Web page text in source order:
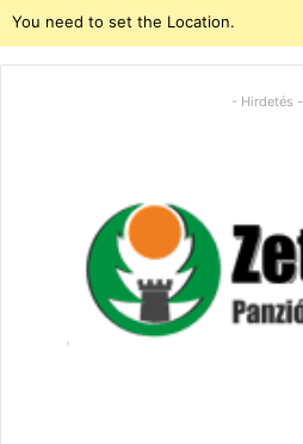
You need to set the Location.
- Hirdetés -